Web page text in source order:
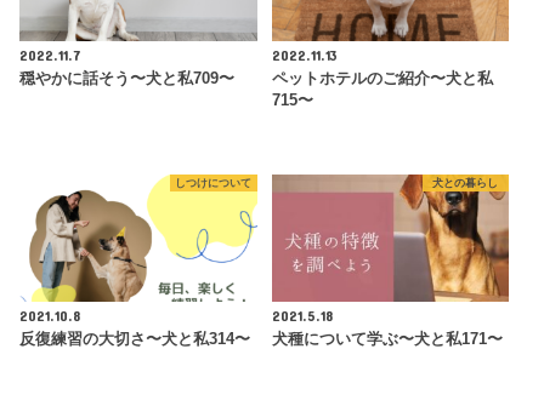
2022.11.7
穏やかに話そう〜犬と私709〜
2022.11.13
ペットホテルのご紹介〜犬と私
715〜
しつけについて
2021.10.8
反復練習の大切さ〜犬と私314〜
犬との暮らし
2021.5.18
犬種について学ぶ〜犬と私171〜